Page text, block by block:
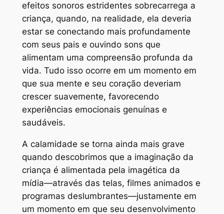
efeitos sonoros estridentes sobrecarrega a
criança, quando, na realidade, ela deveria
estar se conectando mais profundamente
com seus pais e ouvindo sons que
alimentam uma compreensão profunda da
vida. Tudo isso ocorre em um momento em
que sua mente e seu coração deveriam
crescer suavemente, favorecendo
experiências emocionais genuínas e
saudáveis.
A calamidade se torna ainda mais grave
quando descobrimos que a imaginação da
criança é alimentada pela imagética da
mídia—através das telas, filmes animados e
programas deslumbrantes—justamente em
um momento em que seu desenvolvimento